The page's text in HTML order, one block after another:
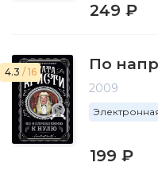
249 ₽
4.3 / 16 По
2009
199 ₽